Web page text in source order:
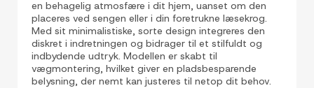
en behagelig atmosfære i dit hjem, uanset om den
placeres ved sengen eller i din foretrukne læsekrog.
Med sit minimalistiske, sorte design integreres den
diskret i indretningen og bidrager til et stilfuldt og
indbydende udtryk. Modellen er skabt til
vægmontering, hvilket giver en pladsbesparende
belysning, der nemt kan justeres til netop dit behov.